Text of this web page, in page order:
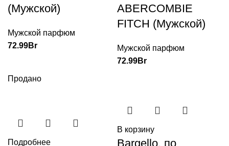
(Мужской)
Мужской парфюм
72.99Br
ABERCOMBIE
FITCH (Мужской)
Мужской парфюм
72.99Br
Продано
Подробнее
В корзину
Bargello, по